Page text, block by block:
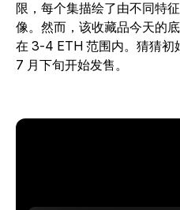
限，每个集描绘了由不同特
像。然而，该收藏品今天的
在 3-4 ETH 范围内。猜猜初
7 月下旬开始发售。